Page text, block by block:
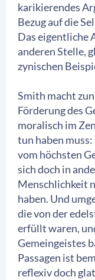
karikierendes
Bezug auf die
Das eigentliche
anderen Stelle,
zynischen
Smith macht
Förderung des
moralisch im
tun haben muss:
vom höchsten
sich doch in
Menschlichkeit
haben. Und
die von der
erfüllt waren,
Gemeingeistes
Passagen ist
reflexiv doch